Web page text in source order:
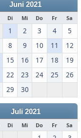
Juni 2021
Di Mi Do Fr Sa
1 2 3 4
5
8 9 10 11
12
15 16 17 18
19
22 23 24 25
26
29 30
Juli 2021
Di Mi Do Fr Sa